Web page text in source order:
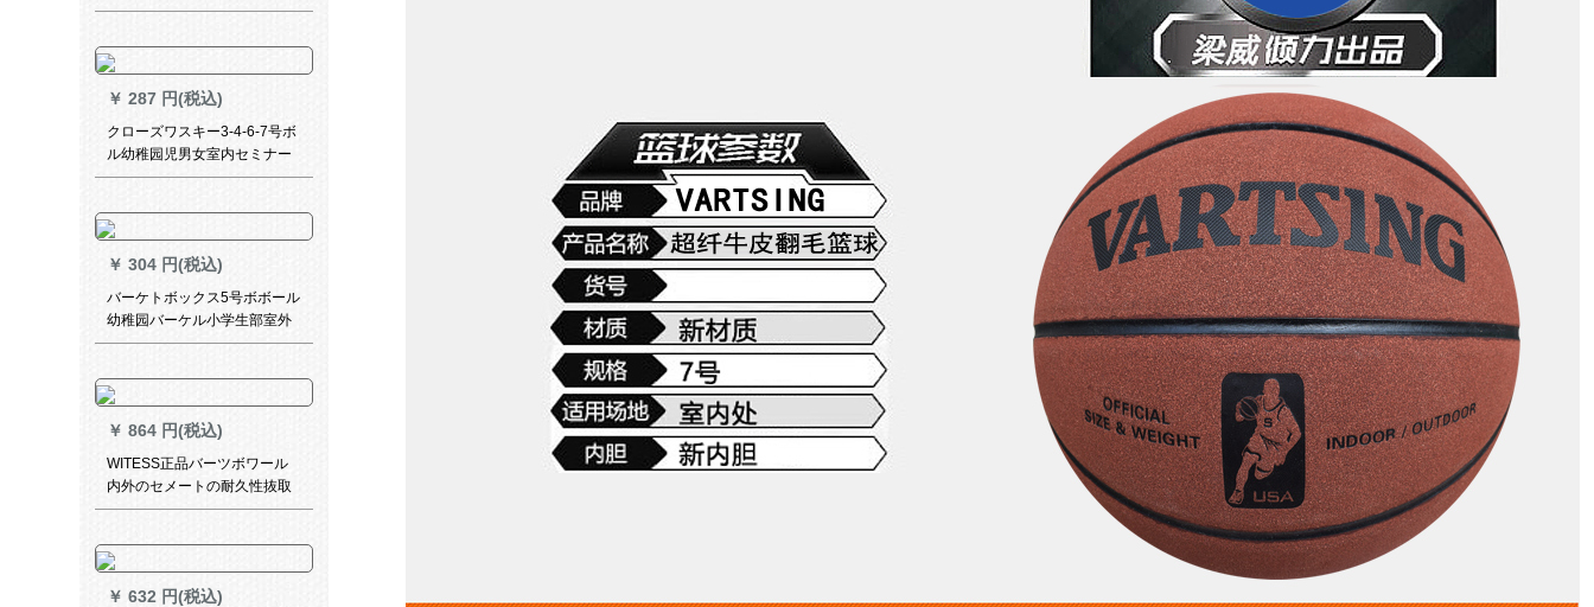
ボックスボックスボックスボ
クスボックスボックスボック
スの重さを超えて、ナイトコ
ーチの専门用ボア屋内外滑り
止め耐久性抜群コルセラ
￥ 287 円(税込)
クローズワスキー3-4-6-7号ボ
ル幼稚园児男女室内セミナー
トの耐久性抜き群大人公式试
白5号ボル4-12歳使用
￥ 304 円(税込)
バーケトボックス5号ボボール
幼稚园バーケル小学生部室外
用バーケル5号ボム青送気筒ネ
￥ 864 円(税込)
WITESS正品バーツボワール
内外のセメートの耐久性抜取
り群本皮触り小学生7号ボワー
ル
￥ 632 円(税込)